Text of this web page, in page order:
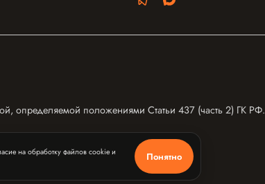
определяемой положениями Статьи 437 (часть 2) ГК РФ.
на обработку файлов cookie и
Понятно